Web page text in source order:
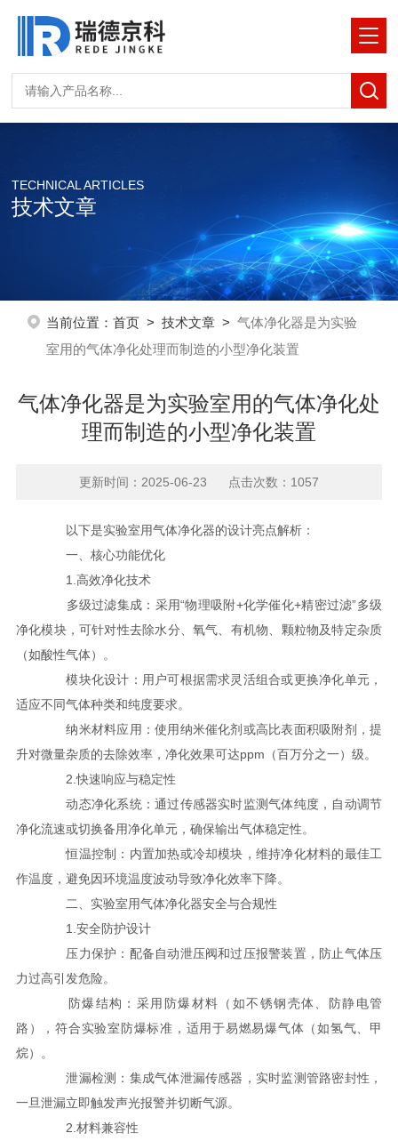
TECHNICAL ARTICLES
技术文章
当前位置： 首页> 技术文章> 气体净化器是为实验
室用的气体净化处理而制造的小型净化装置
气体净化器是为实验室用的气体净化处
理而制造的小型净化装置
更新时间：2025-06-23 点击次数：1057
以下是实验室用气体净化器的设计亮点解析：
一、核心功能优化
1.高效净化技术
多级过滤集成：采用“物理吸附+化学催化+精密过滤”多级
净化模块，可针对性去除水分、氧气、有机物、颗粒物及特定杂质
（如酸性气体）。
模块化设计：用户可根据需求灵活组合或更换净化单元，
适应不同气体种类和纯度要求。
纳米材料应用：使用纳米催化剂或高比表面积吸附剂，提
升对微量杂质的去除效率，净化效果可达ppm（百万分之一）级。
2.快速响应与稳定性
动态净化系统：通过传感器实时监测气体纯度，自动调节
净化流速或切换备用净化单元，确保输出气体稳定性。
恒温控制：内置加热或冷却模块，维持净化材料的最佳工
作温度，避免因环境温度波动导致净化效率下降。
二、实验室用气体净化器安全与合规性
1.安全防护设计
压力保护：配备自动泄压阀和过压报警装置，防止气体压
力过高引发危险。
防爆结构：采用防爆材料（如不锈钢壳体、防静电管
路），符合实验室防爆标准，适用于易燃易爆气体（如氢气、甲
烷）。
泄漏检测：集成气体泄漏传感器，实时监测管路密封性，
一旦泄漏立即触发声光报警并切断气源。
2.材料兼容性